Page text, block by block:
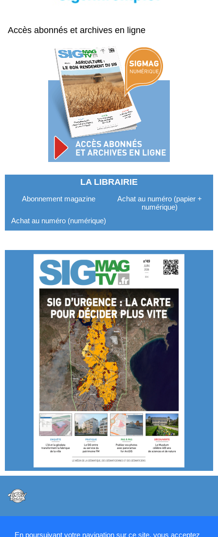
En poursuivant votre navigation sur ce site, vous acceptez
Accès abonnés et archives en ligne
LA LIBRAIRIE
Abonnement magazine
Achat au numéro (papier +
numérique)
Achat au numéro (numérique)